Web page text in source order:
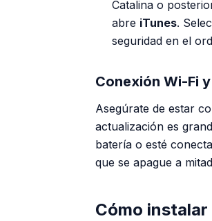
Catalina o
abre iTunes.
seguridad en el
Conexión Wi-Fi
Asegúrate de estar
actualización es
batería o esté
que se apague a
Cómo instalar